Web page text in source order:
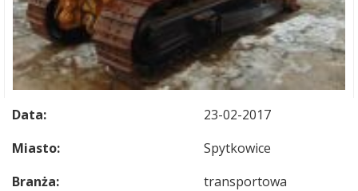
Data:
23-02-2017
Miasto:
Spytkowice
Branża:
transportowa